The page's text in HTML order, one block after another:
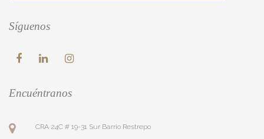
Síguenos
Encuéntranos
CRA 24C # 19-31 Sur Barrio Restrepo